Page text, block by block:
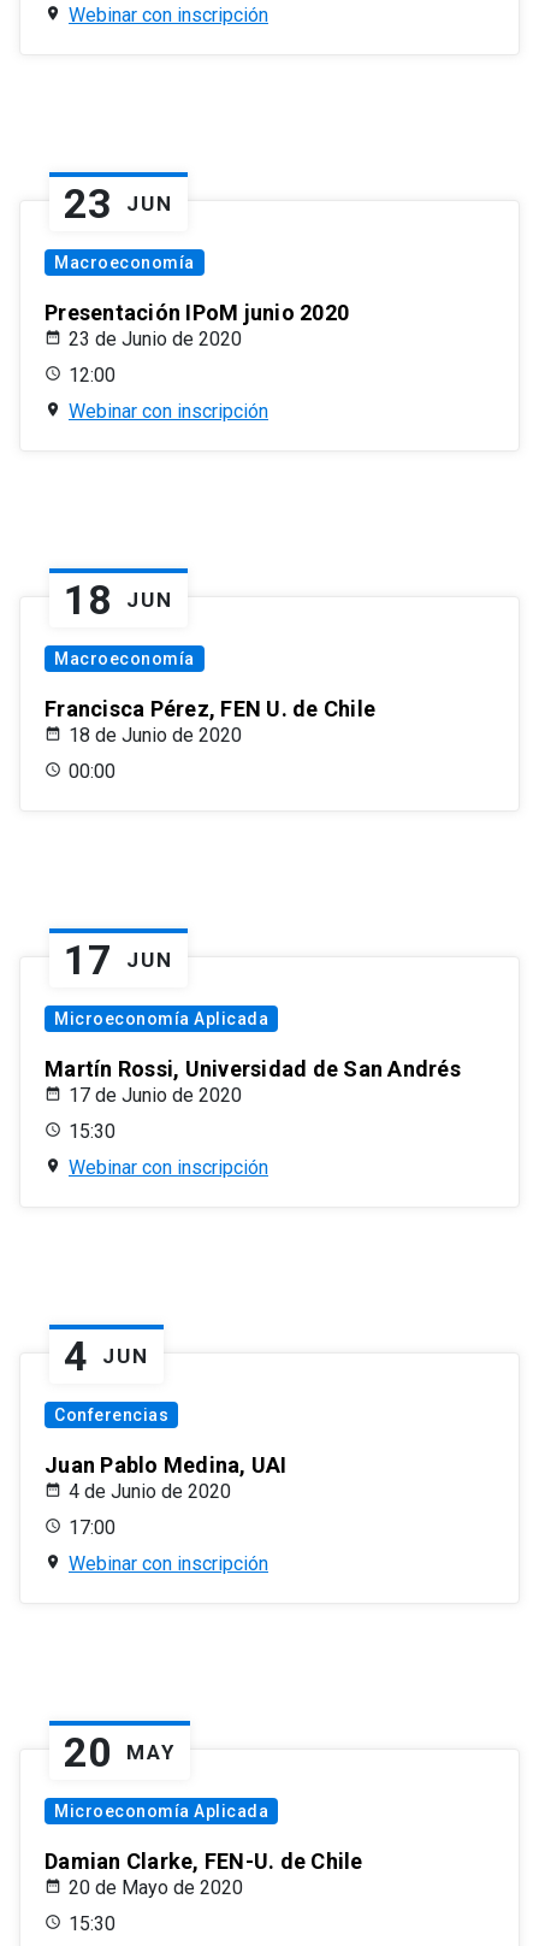
Webinar con inscripción
23 JUN
Macroeconomía
Presentación IPoM junio 2020
23 de Junio de 2020
12:00
Webinar con inscripción
18 JUN
Macroeconomía
Francisca Pérez, FEN U. de Chile
18 de Junio de 2020
00:00
17 JUN
Microeconomía Aplicada
Martín Rossi, Universidad de San Andrés
17 de Junio de 2020
15:30
Webinar con inscripción
4 JUN
Conferencias
Juan Pablo Medina, UAI
4 de Junio de 2020
17:00
Webinar con inscripción
20 MAY
Microeconomía Aplicada
Damian Clarke, FEN-U. de Chile
20 de Mayo de 2020
15:30